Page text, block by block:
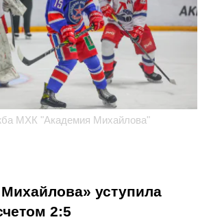
МХК "Академия Михайлова"
уступила
2:5